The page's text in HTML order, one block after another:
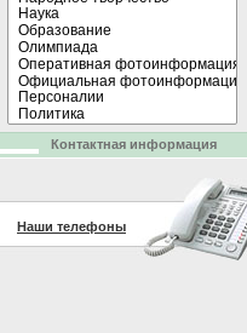
Контактная информация
Наши телефоны